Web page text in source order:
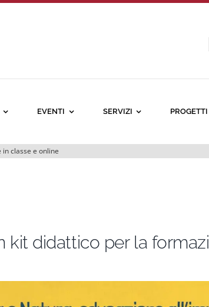
EVENTI SERVIZI PROGETTI
classe e online
kit didattico per la